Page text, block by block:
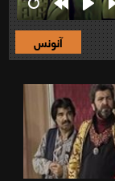
RestartRewind
10s
Play
آنونس